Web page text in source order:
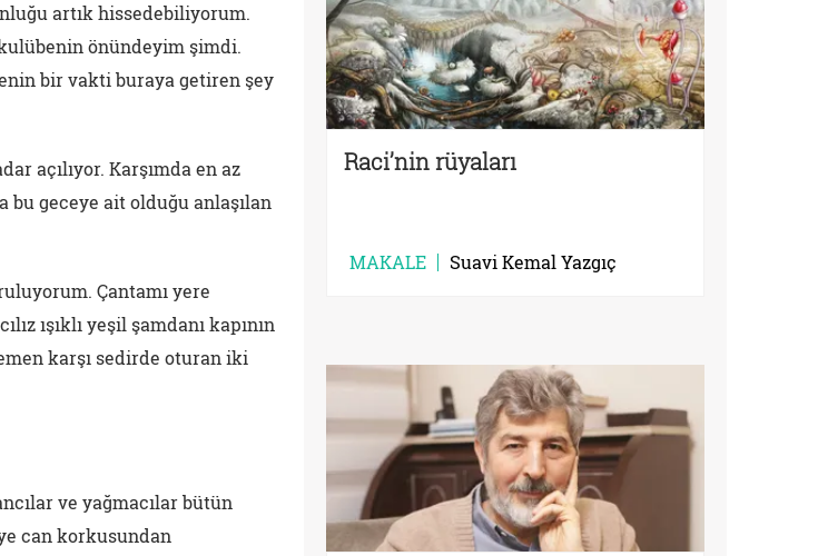
artık hissedebiliyorum.
kulübenin önündeyim şimdi.
bir vakti buraya getiren şey
açılıyor. Karşımda en az
bu geceye ait olduğu anlaşılan
Çantamı yere
ışıklı yeşil şamdanı kapının
karşı sedirde oturan iki
ve yağmacılar bütün
can korkusundan
Raci’nin rüyaları
MAKALE Suavi Kemal Yazgıç